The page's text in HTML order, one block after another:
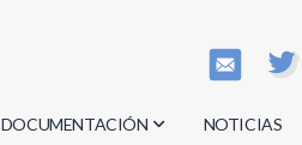
DOCUMENTACIÓN NOTICIAS